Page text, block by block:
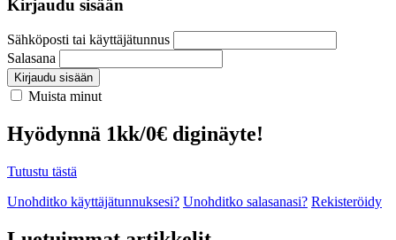
Kirjaudu sisään
Sähköposti tai käyttäjätunnus
Salasana
Kirjaudu sisään
Muista minut
Hyödynnä 1kk/0€ diginäyte!
Tutustu tästä
Unohditko käyttäjätunnuksesi? Unohditko salasanasi? Rekisteröidy